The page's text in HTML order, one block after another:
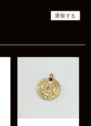
通報する